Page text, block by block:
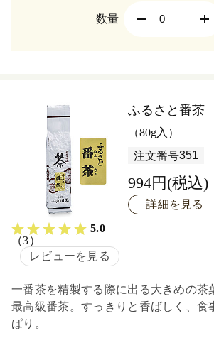
数量
5.0
（3）
レビューを見る
ふるさと番茶
（80g入）
注文番号351
994円(税込)
詳細を見る
一番茶を精製する際に出る大きめの茶
最高級番茶。すっきりと香ばしく、食
ぱり。